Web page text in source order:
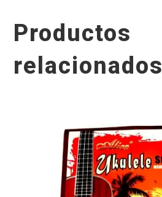
Productos
relacionados